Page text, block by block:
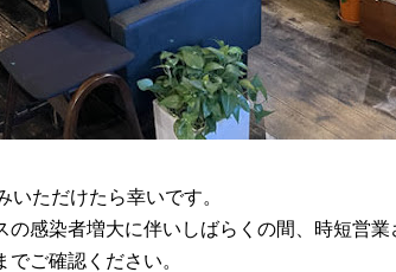
いただけたら幸いです。
感染者増大に伴いしばらくの間、時短営業
ご確認ください。